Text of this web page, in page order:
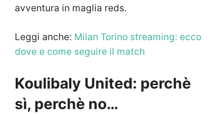
avventura in maglia reds.
Leggi anche: Milan Torino streaming: ecco
dove e come seguire il match
Koulibaly United: perchè
sì, perchè no…